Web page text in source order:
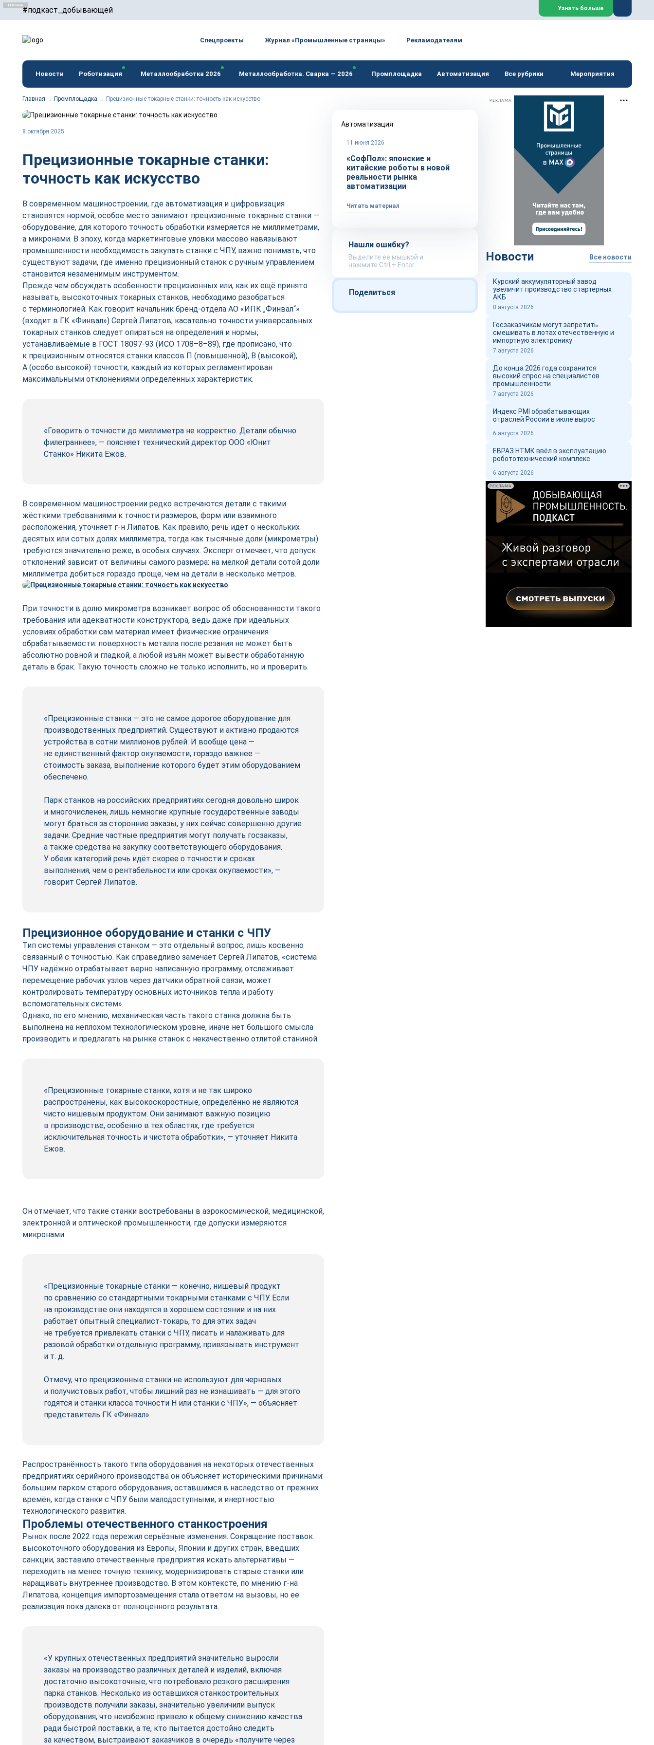
#подкаст_добывающей
erid: F7NfYUJCUneTVxVUwxTu
Узнать больше
Спецпроекты Журнал «Промышленные страницы» Рекламодателям
Новости Роботизация Металлообработка 2026 Металлообработка. Сварка — 2026 Промплощадка Автоматизация Все рубрики Мероприятия
Главная → Промплощадка → Прецизионные токарные станки: точность как искусство
8 октября 2025
Прецизионные токарные станки:
точность как искусство
В современном машиностроении, где автоматизация и цифровизация
становятся нормой, особое место занимают прецизионные токарные станки —
оборудование, для которого точность обработки измеряется не миллиметрами,
а микронами. В эпоху, когда маркетинговые уловки массово навязывают
промышленности необходимость закупать станки с ЧПУ, важно понимать, что
существуют задачи, где именно прецизионный станок с ручным управлением
становится незаменимым инструментом.
Прежде чем обсуждать особенности прецизионных или, как их ещё принято
называть, высокоточных токарных станков, необходимо разобраться
с терминологией. Как говорит начальник бренд-­отдела АО «ИПК „Финвал“»
(входит в ГК «Финвал») Сергей Липатов, касательно точности универсальных
токарных станков следует опираться на определения и нормы,
устанавливаемые в ГОСТ 18097‑93 (ИСО 1708–8–89), где прописано, что
к прецизионным относятся станки классов П (повышенной), В (высокой),
А (особо высокой) точности, каждый из которых регламентирован
максимальными отклонениями определённых характеристик.
«Говорить о точности до миллиметра не корректно. Детали обычно
филеграннее», — поясняет технический директор ООО «Юнит
Станко» Никита Ежов.
В современном машиностроении редко встречаются детали с такими
жёсткими требованиями к точности размеров, форм или взаимного
расположения, уточняет г-н Липатов. Как правило, речь идёт о нескольких
десятых или сотых долях миллиметра, тогда как тысячные доли (микрометры)
требуются значительно реже, в особых случаях. Эксперт отмечает, что допуск
отклонений зависит от величины самого размера: на мелкой детали сотой доли
миллиметра добиться гораздо проще, чем на детали в несколько метров.
При точности в долю микрометра возникает вопрос об обоснованности такого
требования или адекватности конструктора, ведь даже при идеальных
условиях обработки сам материал имеет физические ограничения
обрабатываемости: поверхность металла после резания не может быть
абсолютно ровной и гладкой, а любой изъян может вывести обработанную
деталь в брак. Такую точность сложно не только исполнить, но и проверить.
«Прецизионные станки — это не самое дорогое оборудование для
производственных предприятий. Существуют и активно продаются
устройства в сотни миллионов руб­лей. И вообще цена —
не единственный фактор окупаемости, гораздо важнее —
стоимость заказа, выполнение которого будет этим оборудованием
обеспечено.
Парк станков на российских предприятиях сегодня довольно широк
и многочисленен, лишь немногие крупные государственные заводы
могут браться за сторонние заказы, у них сейчас совершенно другие
задачи. Средние частные предприятия могут получать госзаказы,
а также средства на закупку соответствующего оборудования.
У обеих категорий речь идёт скорее о точности и сроках
выполнения, чем о рентабельности или сроках окупаемости», —
говорит Сергей Липатов.
Прецизионное оборудование и станки с ЧПУ
Тип системы управления станком — это отдельный вопрос, лишь косвенно
связанный с точностью. Как справедливо замечает Сергей Липатов, «система
ЧПУ надёжно отрабатывает верно написанную программу, отслеживает
перемещение рабочих узлов через датчики обратной связи, может
контролировать температуру основных источников тепла и работу
вспомогательных систем».
Однако, по его мнению, механическая часть такого станка должна быть
выполнена на неплохом технологическом уровне, иначе нет большого смысла
производить и предлагать на рынке станок с некачественно отлитой станиной.
«Прецизионные токарные станки, хотя и не так широко
распространены, как высокоскоростные, определённо не являются
чисто нишевым продуктом. Они занимают важную позицию
в производстве, особенно в тех областях, где требуется
исключительная точность и чистота обработки», — уточняет Никита
Ежов.
Он отмечает, что такие станки востребованы в аэрокосмической, медицинской,
электронной и оптической промышленности, где допуски измеряются
микронами.
«Прецизионные токарные станки — конечно, нишевый продукт
по сравнению со стандартными токарными станками с ЧПУ. Если
на производстве они находятся в хорошем состоянии и на них
работает опытный специалист‑­токарь, то для этих задач
не требуется привлекать станки с ЧПУ, писать и налаживать для
разовой обработки отдельную программу, привязывать инструмент
и т. д.
Отмечу, что прецизионные станки не используют для черновых
и получистовых работ, чтобы лишний раз не изнашивать — для этого
годятся и станки класса точности Н или станки с ЧПУ», — объясняет
представитель ГК «Финвал».
Распространённость такого типа оборудования на некоторых отечественных
предприятиях серийного производства он объясняет историческими причинами:
большим парком старого оборудования, оставшимся в наследство от прежних
времён, когда станки с ЧПУ были малодоступными, и инертностью
технологического развития.
Проблемы отечественного станкостроения
Рынок после 2022 года пережил серьёзные изменения. Сокращение поставок
высокоточного оборудования из Европы, Японии и других стран, введших
санкции, заставило отечественные предприятия искать альтернативы —
переходить на менее точную технику, модернизировать старые станки или
наращивать внутреннее производство. В этом контексте, по мнению г-на
Липатова, концепция импортозамещения стала ответом на вызовы, но её
реализация пока далека от полноценного результата.
«У крупных отечественных предприятий значительно выросли
заказы на производство различных деталей и изделий, включая
достаточно высокоточные, что потребовало резкого расширения
парка станков. Несколько из оставшихся станкостроительных
производств получили заказы, значительно увеличили выпуск
оборудования, что неизбежно привело к общему снижению качества
ради быстрой поставки, а те, кто пытается достойно следить
за качеством, выстраивают заказчиков в очередь «получите через
Автоматизация
11 июня 2026
«СофПол»: японские и
китайские роботы в новой
реальности рынка
автоматизации
Читать материал
Нашли ошибку?
Выделите ее мышкой и
нажмите Ctrl + Enter
Поделиться
РЕКЛАМА
Новости Все новости
Курский аккумуляторный завод
увеличит производство стартерных
АКБ
8 августа 2026
Госзаказчикам могут запретить
смешивать в лотах отечественную и
импортную электронику
7 августа 2026
До конца 2026 года сохранится
высокий спрос на специалистов
промышленности
7 августа 2026
Индекс PMI обрабатывающих
отраслей России в июле вырос
6 августа 2026
ЕВРАЗ НТМК ввёл в эксплуатацию
робототехнический комплекс
6 августа 2026
РЕКЛАМА